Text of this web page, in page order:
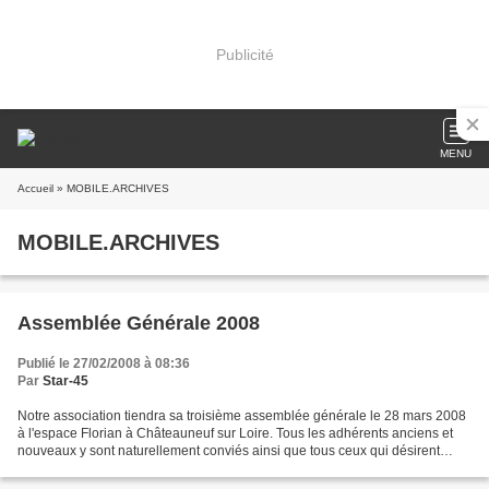
Publicité
MENU
Accueil » MOBILE.ARCHIVES
MOBILE.ARCHIVES
Assemblée Générale 2008
Publié le 27/02/2008 à 08:36
Par Star-45
Notre association tiendra sa troisième assemblée générale le 28 mars 2008
à l'espace Florian à Châteauneuf sur Loire. Tous les adhérents anciens et
nouveaux y sont naturellement conviés ainsi que tous ceux qui désirent